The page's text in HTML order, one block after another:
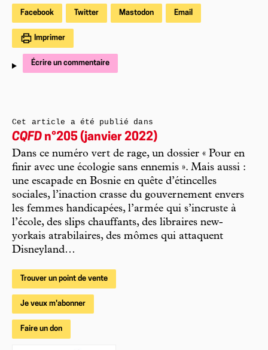
Facebook Twitter Mastodon Email
Imprimer
Écrire un commentaire
Cet article a été publié dans
CQFD n°205 (janvier 2022)
Dans ce numéro vert de rage, un dossier « Pour en
finir avec une écologie sans ennemis ». Mais aussi :
une escapade en Bosnie en quête d’étincelles
sociales, l’inaction crasse du gouvernement envers
les femmes handicapées, l’armée qui s’incruste à
l’école, des slips chauffants, des libraires new-
yorkais atrabilaires, des mômes qui attaquent
Disneyland…
Trouver un point de vente
Je veux m'abonner
Faire un don